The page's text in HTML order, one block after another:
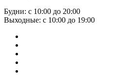
Будни: с 10:00 до 20:00
Выходные: с 10:00 до 19:00